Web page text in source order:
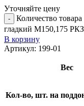
Уточняйте цену
Количество
гладкий М150,175 РКЗ
В корзину
Артикул: 199-01
Вес
Кол-во, шт. на